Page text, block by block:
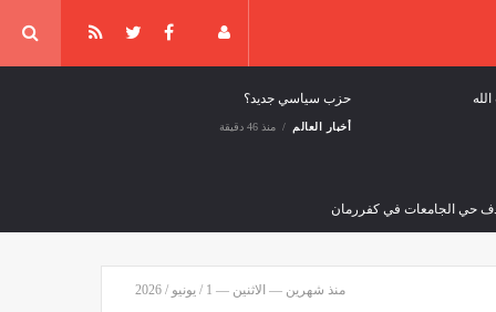
حزب سياسي جديد؟
أخبار العالم منذ 46 دقيقة
منذ شهرين — الاثنين — 1 / يونيو / 2026